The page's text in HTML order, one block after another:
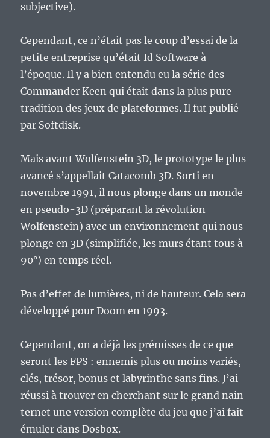
subjective).
Cependant, ce n’était pas le coup d’essai de la
petite entreprise qu’était Id Software à
l’époque. Il y a bien entendu eu la série des
Commander Keen qui était dans la plus pure
tradition des jeux de plateformes. Il fut publié
par Softdisk.
Mais avant Wolfenstein 3D, le prototype le plus
avancé s’appellait Catacomb 3D. Sorti en
novembre 1991, il nous plonge dans un monde
en pseudo-3D (préparant la révolution
Wolfenstein) avec un environnement qui nous
plonge en 3D (simplifiée, les murs étant tous à
90°) en temps réel.
Pas d’effet de lumières, ni de hauteur. Cela sera
développé pour Doom en 1993.
Cependant, on a déjà les prémisses de ce que
seront les FPS : ennemis plus ou moins variés,
clés, trésor, bonus et labyrinthe sans fins. J’ai
réussi à trouver en cherchant sur le grand nain
ternet une version complète du jeu que j’ai fait
émuler dans Dosbox.